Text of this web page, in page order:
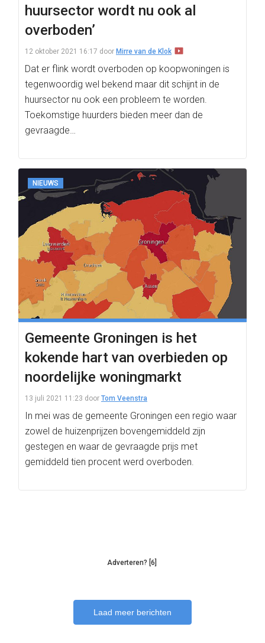
huursector wordt nu ook al
overboden’
12 oktober 2021 16:17 door Mirre van de Klok
Dat er flink wordt overboden op koopwoningen is
tegenwoordig wel bekend maar dit schijnt in de
huursector nu ook een probleem te worden.
Toekomstige huurders bieden meer dan de
gevraagde…
NIEUWS
Gemeente Groningen is het
kokende hart van overbieden op
noordelijke woningmarkt
13 juli 2021 11:23 door Tom Veenstra
In mei was de gemeente Groningen een regio waar
zowel de huizenprijzen bovengemiddeld zijn
gestegen en waar de gevraagde prijs met
gemiddeld tien procent werd overboden.
Adverteren? [6]
Laad meer berichten